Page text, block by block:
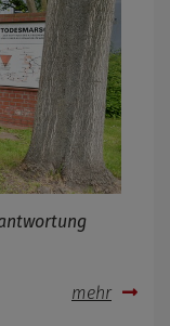
mehr